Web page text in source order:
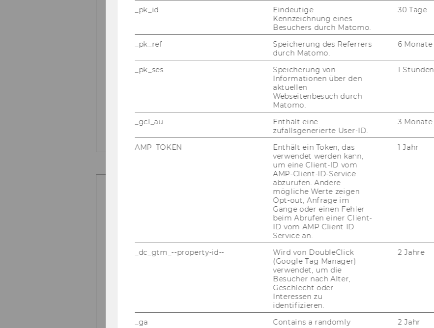
Universitiesfor your mandatory
semester abroad. Please carefully
consider the choice of ALL of your
preferred exchange universities. It
is it not possible to change your
application. The allocation for the
exchange university will be
conducted once the admission
process for both priority deadlines
is completed.
Selection
Those applicants who fulfill the
minimum requirements and prove a
convincing achievement potential will
be invited for an admission interview.
Admission interviews take place
online via MS Teams. The interviews
are conducted in small groups and
students will have to discuss a general
business case (one hour of case
preparation time will be given right
_pk_id
Eindeutige
Kennzeichnung eines
Besuchers durch Matomo.
30 Tage
_pk_ref
Speicherung des Referrers
durch Matomo.
6 Monate
_pk_ses
Speicherung von
Informationen über den
aktuellen
Webseitenbesuch durch
Matomo.
1 Stunden
_gcl_au
Enthält eine
zufallsgenerierte User-ID.
3 Monate
AMP_TOKEN
Enthält ein Token, das
verwendet werden kann,
um eine Client-ID vom
AMP-Client-ID-Service
abzurufen. Andere
mögliche Werte zeigen
Opt-out, Anfrage im
Gange oder einen Fehler
beim Abrufen einer Client-
ID vom AMP Client ID
Service an.
1 Jahr
_dc_gtm_--property-id--
Wird von DoubleClick
(Google Tag Manager)
verwendet, um die
Besucher nach Alter,
Geschlecht oder
Interessen zu
identifizieren.
2 Jahre
_ga
Contains a randomly
2 Jahr